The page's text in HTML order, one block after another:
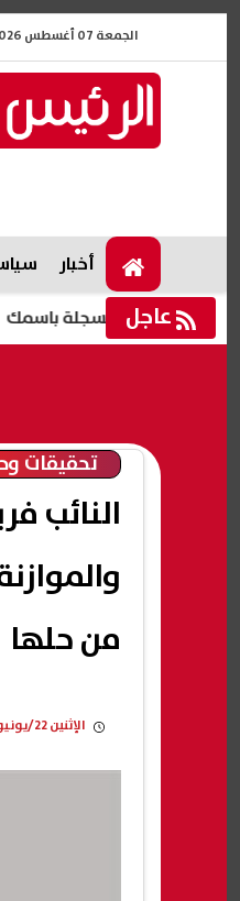
الجمعة 07 أغسطس 2026 الموافق 24 صفر 1448
أخبار
عاجل رابط
تحقيقات
النائب
من حلها
الإثنين 22/يونيو/2026 - 05:31 م